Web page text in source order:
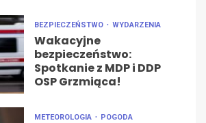
BEZPIECZEŃSTWO WYDARZENIA
Wakacyjne
bezpieczeństwo:
Spotkanie z MDP i DDP
OSP Grzmiąca!
METEOROLOGIA POGODA